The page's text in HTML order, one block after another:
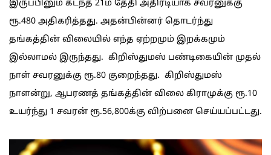
இருப்பினும் கடந்த 21ம் தேதி அதிரடியாக சவரனுக்கு
ரூ.480 அதிகரித்தது. அதன்பின்னர் தொடர்ந்து
தங்கத்தின் விலையில் எந்த ஏற்றமும் இறக்கமும்
இல்லாமல் இருந்தது. கிறிஸ்துமஸ் பண்டிகையின் முதல்
நாள் சவரனுக்கு ரூ.80 குறைந்தது. கிறிஸ்துமஸ்
நாளன்று, ஆபரணத் தங்கத்தின் விலை கிராமுக்கு ரூ.10
உயர்ந்து 1 சவரன் ரூ.56,800க்கு விற்பனை செய்யப்பட்டது.